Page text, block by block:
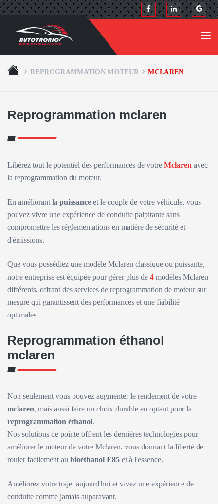
REPROGRAMMATION MOTEUR MCLAREN
Reprogrammation mclaren
Libérez tout le potentiel des performances de votre Mclaren avec
la reprogrammation du moteur.
En améliorant la puissance et le couple de votre véhicule, vous
pouvez vivre une expérience de conduite palpitante sans
compromettre les réglementations en matière de sécurité et
d'émissions.
Que vous possédiez une modèle Mclaren classique ou puissante,
notre entreprise est équipée pour gérer plus de 4 modèles Mclaren
différents, offrant des services de reprogrammation de moteur sur
mesure qui garantissent des performances et une fiabilité
optimales.
Reprogrammation éthanol
mclaren
Non seulement vous pouvez augmenter le rendement de votre
mclaren, mais aussi faire un choix durable en optant pour la
reprogrammation éthanol.
Nos solutions de pointe offrent les dernières technologies pour
améliorer le moteur de votre Mclaren, vous donnant la liberté de
rouler facilement au bioéthanol E85 et à l'essence.
Améliorez votre trajet aujourd'hui et vivez une expérience de
conduite comme jamais auparavant.